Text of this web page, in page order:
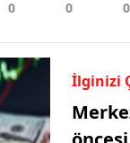
İlginizi